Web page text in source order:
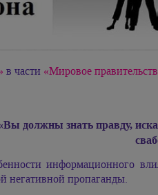
в части «Мировое
должны знать правду,
информационного
негативной пропаганды.